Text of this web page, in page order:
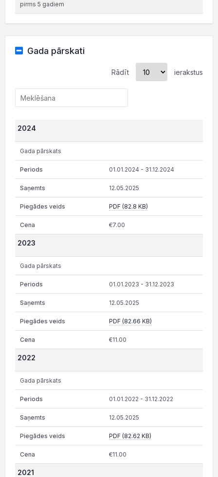
pirms 5 gadiem
Gada pārskati
Rādīt ierakstus
2024
Gada pārskats
01.01.2024 - 31.12.2024
12.05.2025
PDF (82.8 KB)
€7.00
2023
Gada pārskats
01.01.2023 - 31.12.2023
12.05.2025
PDF (82.66 KB)
€11.00
2022
Gada pārskats
01.01.2022 - 31.12.2022
12.05.2025
PDF (82.62 KB)
€11.00
2021